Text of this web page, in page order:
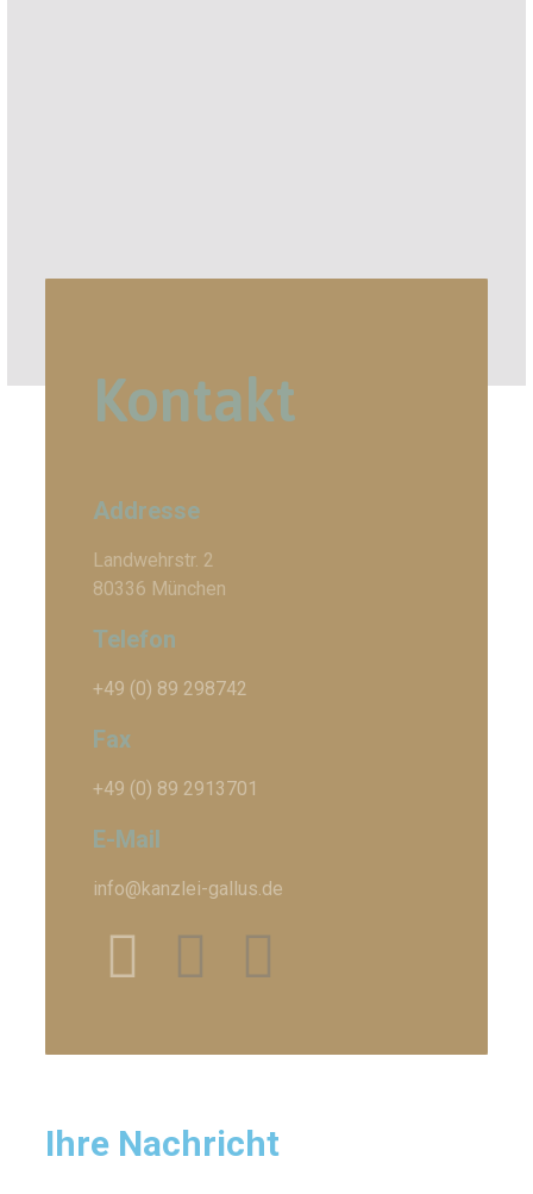
Kontakt
Addresse
Landwehrstr. 2
80336 München
Telefon
+49 (0) 89 298742
Fax
+49 (0) 89 2913701
E-Mail
info@kanzlei-gallus.de
Ihre Nachricht